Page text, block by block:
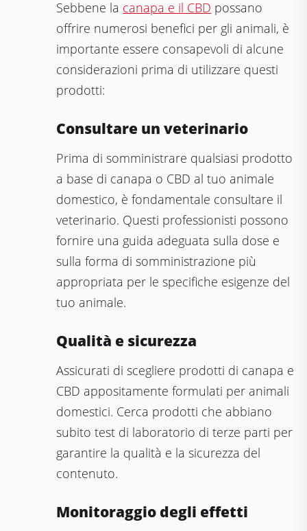
Sebbene la canapa e il CBD possano
offrire numerosi benefici per gli animali, è
importante essere consapevoli di alcune
considerazioni prima di utilizzare questi
prodotti:
Consultare un veterinario
Prima di somministrare qualsiasi prodotto
a base di canapa o CBD al tuo animale
domestico, è fondamentale consultare il
veterinario. Questi professionisti possono
fornire una guida adeguata sulla dose e
sulla forma di somministrazione più
appropriata per le specifiche esigenze del
tuo animale.
Qualità e sicurezza
Assicurati di scegliere prodotti di canapa e
CBD appositamente formulati per animali
domestici. Cerca prodotti che abbiano
subito test di laboratorio di terze parti per
garantire la qualità e la sicurezza del
contenuto.
Monitoraggio degli effetti